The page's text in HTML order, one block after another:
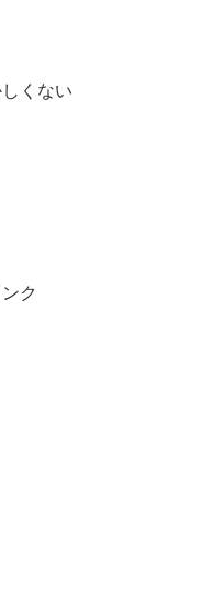
くない
ク